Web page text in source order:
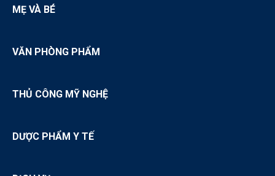
MẸ VÀ BÉ
VĂN PHÒNG PHẨM
THỦ CÔNG MỸ NGHỆ
DƯỢC PHẨM Y TẾ